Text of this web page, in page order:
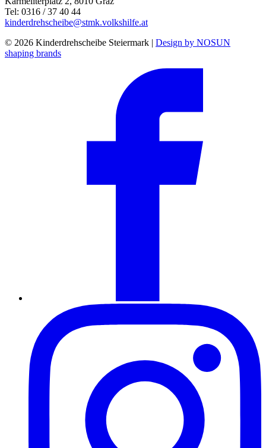
Tel: 0316 / 37 40 44
kinderdrehscheibe@stmk.volkshilfe.at
© 2026 Kinderdrehscheibe Steiermark | Design by NOSUN
shaping brands